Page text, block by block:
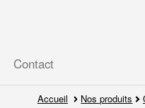
Contact
Accueil Nos produits